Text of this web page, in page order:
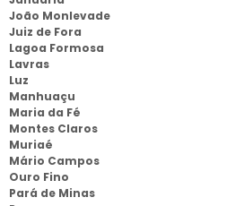
João Monlevade
Juiz de Fora
Lagoa Formosa
Lavras
Luz
Manhuaçu
Maria da Fé
Montes Claros
Muriaé
Mário Campos
Ouro Fino
Pará de Minas